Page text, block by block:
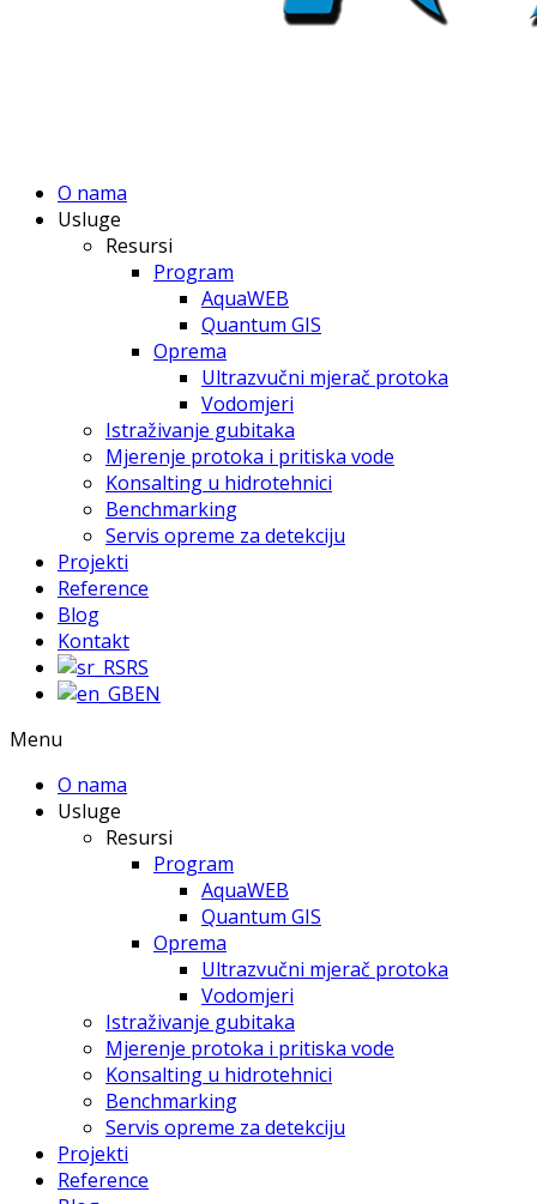
O nama
Usluge
Resursi
Program
AquaWEB
Quantum GIS
Oprema
Ultrazvučni mjerač protoka
Vodomjeri
Istraživanje gubitaka
Mjerenje protoka i pritiska vode
Konsalting u hidrotehnici
Benchmarking
Servis opreme za detekciju
Projekti
Reference
Blog
Kontakt
RS
EN
Menu
O nama
Usluge
Resursi
Program
AquaWEB
Quantum GIS
Oprema
Ultrazvučni mjerač protoka
Vodomjeri
Istraživanje gubitaka
Mjerenje protoka i pritiska vode
Konsalting u hidrotehnici
Benchmarking
Servis opreme za detekciju
Projekti
Reference